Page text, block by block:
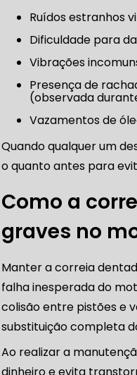
SÃO PAULO
COMPLETA
PARA CONSERTO DE
PARA CARROS
PARA SUSPENSÃO DE
DE
COMPLETA
ATENDE VEÍCULOS
ESPECIALIZADO EM
Ruídos estranhos
Dificuldade para
Vibrações
Presença de rachaduras, desgaste nos dentes ou aparência gasta na correia
(observada
Vazamentos de
Quando qualquer um
o quanto antes para
Como a
graves no
Manter a correia
falha inesperada do
colisão entre pistões e
substituição completa
Ao realizar a